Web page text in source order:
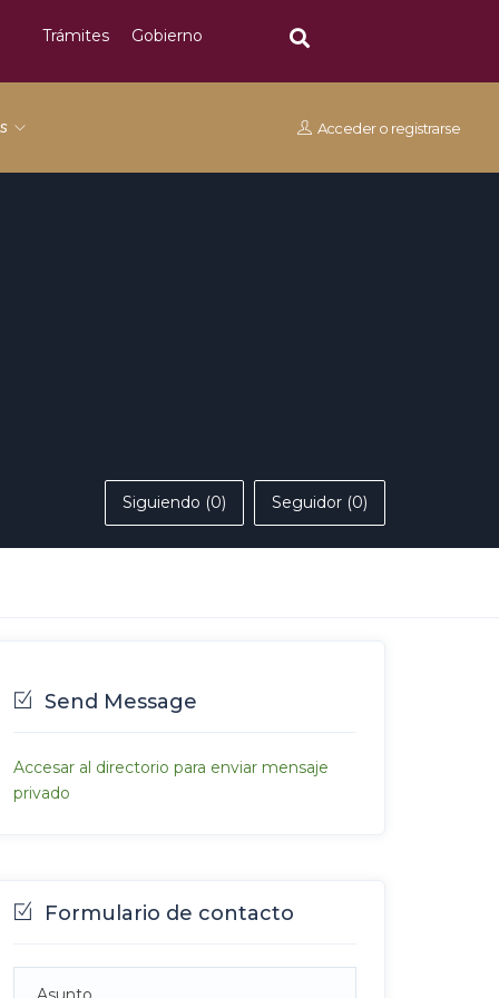
Trámites Gobierno
Acceder o registrarse
Siguiendo (0) Seguidor (0)
Send Message
Accesar al directorio para enviar mensaje
privado
Formulario de contacto